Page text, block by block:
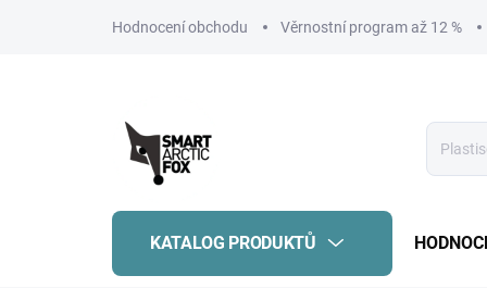
Hodnocení obchodu Věrnostní program až 12 %
KATALOG PRODUKTŮ